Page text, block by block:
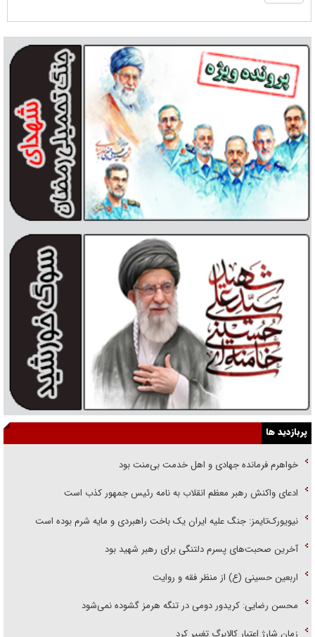
پربازدید ها
خواهرم فرمانده جهادی و اهل خدمت بی‌منت بود
ادعای واکنش رهبر معظم انقلاب به نامه رئیس جمهور کذب است
نیویورک‌تایمز: جنگ علیه ایران یک باخت راهبردی و مایه شرم بوده است
آخرین صحبت‌های پسرم دلتنگی برای رهبر شهید بود
اربعین حسینی (ع) از منظر فقه و روایت
محسن رضایی: کریدور دومی در تنگه هرمز گشوده نمی‌شود
زمان شارژ اعتبار کالابرگ تغییر کرد